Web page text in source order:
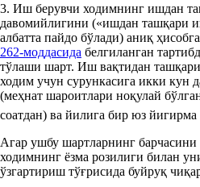
3. Иш берувчи ходимнинг ишдан
давомийлигини («ишдан ташқари
албатта пайдо бўлади) аниқ
262-моддасида белгиланган
тўлаши шарт. Иш вақтидан
ходим учун сурункасига икки кун
(меҳнат шароитлари ноқулай
соатдан) ва йилига бир юз
Агар ушбу шартларнинг
ходимнинг ёзма розилиги билан
ўзгартириш тўғрисида буйруқ